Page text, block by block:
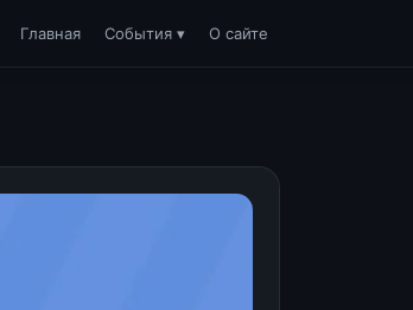
Главная События ▾ О сайте